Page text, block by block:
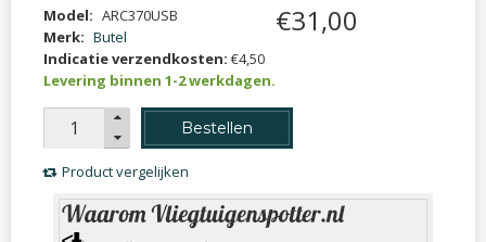
Model: ARC370USB
Merk: Butel
Indicatie verzendkosten: €4,50
Levering binnen 1-2 werkdagen.
€31 ,00
Bestellen
Product vergelijken